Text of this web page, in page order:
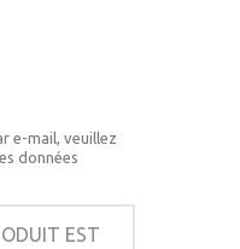
e-mail, veuillez
données
EST